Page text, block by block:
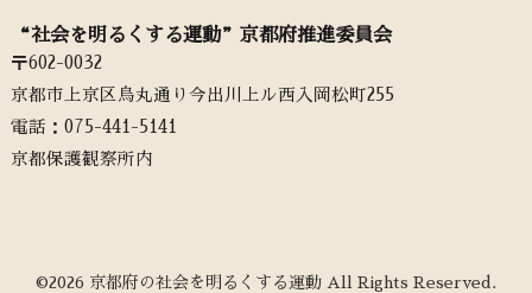
“社会を明るくする運動”京都府推進委員会
〒602-0032
京都市上京区烏丸通り今出川上ル西入岡松町255
電話：‭075-441-5141‬
京都保護観察所内
©2026 京都府の社会を明るくする運動 All Rights Reserved.